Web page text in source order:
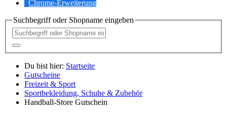
Chrome-Erweiterung
Suchbegriff oder Shopname eingeben
Du bist hier: Startseite
Gutscheine
Freizeit & Sport
Sportbekleidung, Schuhe & Zubehör
Handball-Store Gutschein